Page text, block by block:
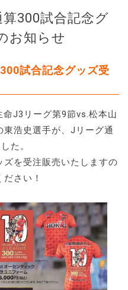
300試合記念グ
お知らせ
試合記念グッズ受
J3リーグ第9節vs.松本山
浩史選手が、Jリーグ通
た。
を受注販売いたしますの
さい！